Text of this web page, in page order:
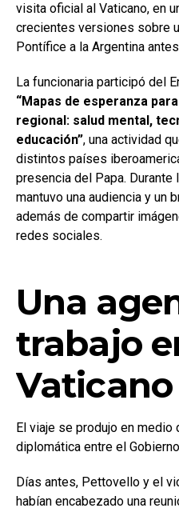
visita oficial al Vaticano, en
crecientes versiones sobre
Pontífice a la Argentina
La funcionaria participó del
“Mapas de esperanza
regional: salud mental,
educación”, una actividad
distintos países
presencia del Papa. Durante
mantuvo una audiencia y un
además de compartir
redes sociales.
Una
trabajo
Vaticano
El viaje se produjo en medio
diplomática entre el
Días antes, Pettovello y el
habían encabezado una